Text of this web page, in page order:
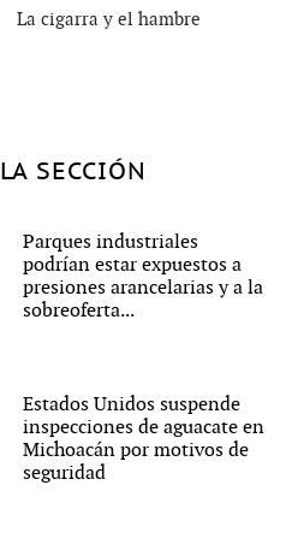
La cigarra y el hambre
SECCIÓN
Parques industriales
podrían estar expuestos a
presiones arancelarias y a la
sobreoferta...
Estados Unidos suspende
inspecciones de aguacate en
Michoacán por motivos de
seguridad